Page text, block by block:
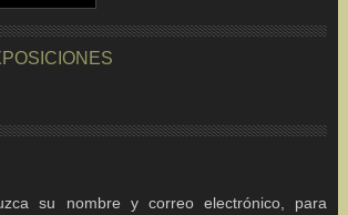
su nombre y correo electrónico, para